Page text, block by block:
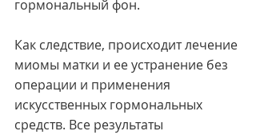
гормональный фон.
Как следствие, происходит лечение
миомы матки и ее устранение без
операции и применения
искусственных гормональных
средств. Все результаты